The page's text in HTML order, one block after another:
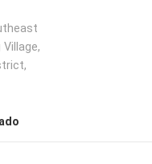
Village,